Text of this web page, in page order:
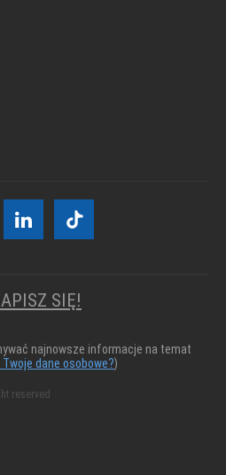
SIĘ!
najnowsze informacje na temat
dane osobowe?)
reserved